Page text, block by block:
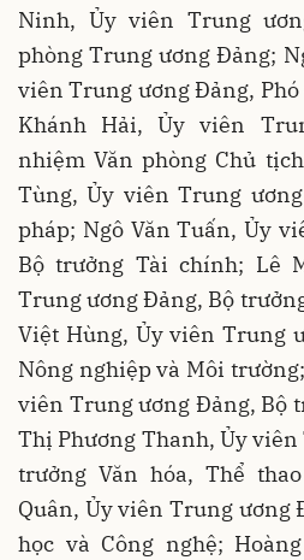
Ninh, Ủy viên Trung
phòng Trung ương Đảng;
viên Trung ương Đảng, Phó
Khánh Hải, Ủy viên
nhiệm Văn phòng Chủ
Tùng, Ủy viên Trung
pháp; Ngô Văn Tuấn, Ủy
Bộ trưởng Tài chính; Lê
Trung ương Đảng, Bộ
Việt Hùng, Ủy viên Trung
Nông nghiệp và Môi
viên Trung ương Đảng, Bộ
Thị Phương Thanh, Ủy
trưởng Văn hóa, Thể
Quân, Ủy viên Trung ương
học và Công nghệ;